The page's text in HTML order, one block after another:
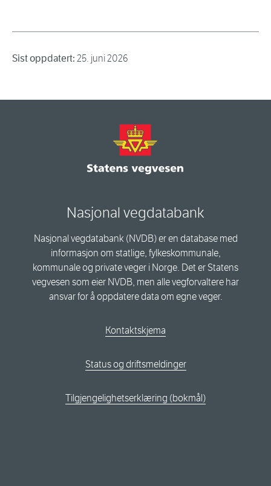
Sist oppdatert: 25. juni 2026
Nasjonal vegdatabank
Nasjonal vegdatabank (NVDB) er en database med
informasjon om statlige, fylkeskommunale,
kommunale og private veger i Norge. Det er Statens
vegvesen som eier NVDB, men alle vegforvaltere har
ansvar for å oppdatere data om egne veger.
Kontaktskjema
Status og driftsmeldinger
Tilgjengelighetserklæring (bokmål)